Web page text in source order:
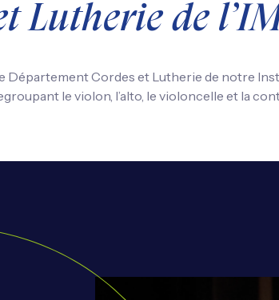
Lutherie de
Département Cordes et Lutherie de notre
le violon, l’alto, le violoncelle et la